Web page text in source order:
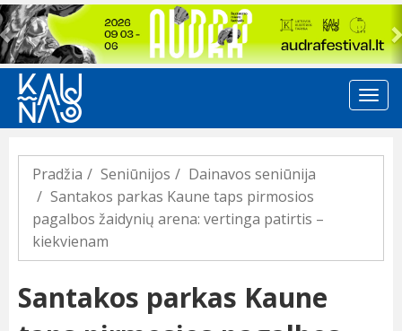
Previous
Pradžia Seniūnijos
Dainavos seniūnija
Santakos parkas Kaune taps pirmosios
pagalbos žaidynių arena: vertinga patirtis –
kiekvienam
Santakos parkas Kaune